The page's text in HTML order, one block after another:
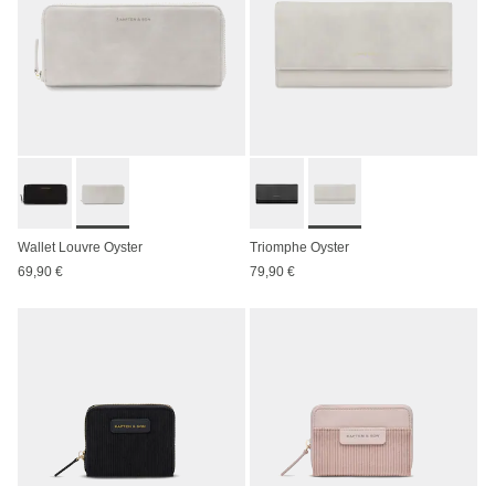
Wallet Louvre Oyster
69,90 €
Triomphe Oyster
79,90 €